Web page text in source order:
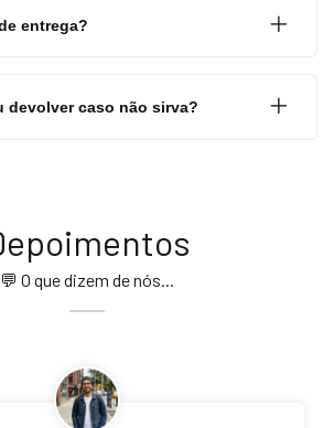
entrega?
devolver caso não sirva?
💬 O que dizem de nós...